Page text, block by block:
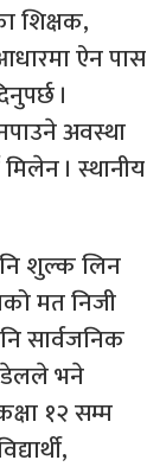
शिक्षक,
ऐन पास
।
अवस्था
। स्थानीय
शुल्क लिन
मत निजी
सार्वजनिक
भने
१२ सम्म